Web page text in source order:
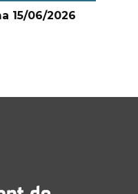
15/06/2026